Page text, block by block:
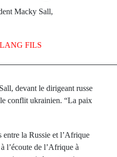
Macky Sall,
LANG FILS
devant le dirigeant russe
conflit ukrainien. “La paix
entre la Russie et l’Afrique
l’écoute de l’Afrique à